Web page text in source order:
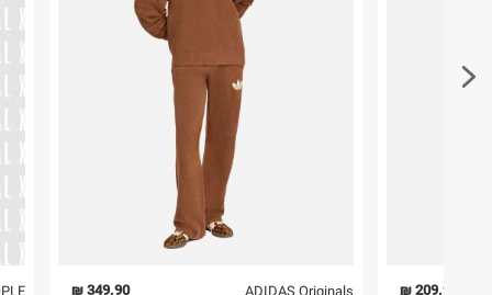
3. מוצרי טיפוח ניתן להחזיר סגורים באריזתם
ללא חומרי הלבנה, ללא השריה
אין לייבש במכונת ייבוש
שנקר 9, הרצליה פיתוח.
349.90 ₪
ADIDAS Originals
209.93 ₪